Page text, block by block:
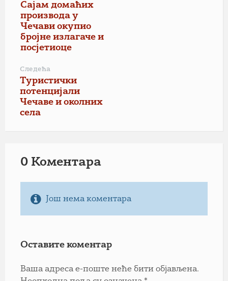
Сајам домаћих
производа у
Чечави окупио
бројне излагаче и
посјетиоце
Следећа
Туристички
потенцијали
Чечаве и околних
села
0 Коментарa
Још нема коментара
Оставите коментар
Ваша адреса е-поште неће бити објављена.